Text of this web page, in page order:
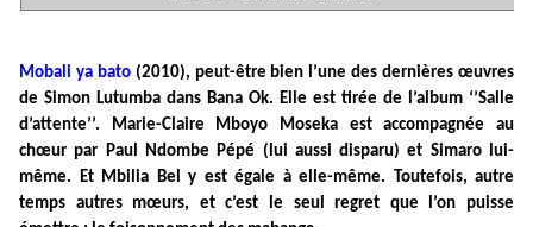
Mobali ya bato (2010), peut-être bien l’une des dernières œuvres
de Simon Lutumba dans Bana Ok. Elle est tirée de l’album ‘’Salle
d’attente’’. Marie-Claire Mboyo Moseka est accompagnée au
chœur par Paul Ndombe Pépé (lui aussi disparu) et Simaro lui-
même. Et Mbilia Bel y est égale à elle-même. Toutefois, autre
temps autres mœurs, et c’est le seul regret que l’on puisse